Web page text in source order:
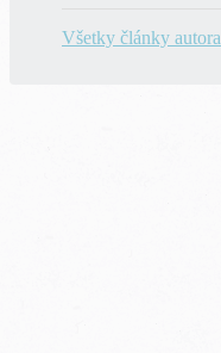
Všetky články autora